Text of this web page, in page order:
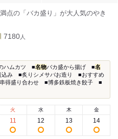
の「バカ盛り」が大人気のやき
7180 人
ハムカツ ■名物バカ盛から揚げ ■名
込み ■炙りシメサバお造り ■おすすめ
得盛り合わせ ■博多鉄板焼き餃子 ■
火
11
水
12
木
13
金
14